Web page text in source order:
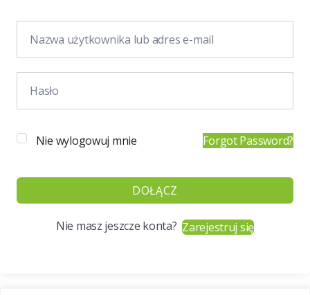
Nie wylogowuj mnie Forgot Password?
DOŁĄCZ
Nie masz jeszcze konta?Zarejestruj się